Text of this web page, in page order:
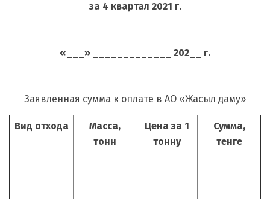
за 4 квартал 2021 г.
«___» _____________ 202__ г.
Заявленная сумма к оплате в АО «Жасыл даму»
Вид отхода
Масса,
тонн
Цена за 1
тонну
Сумма,
тенге